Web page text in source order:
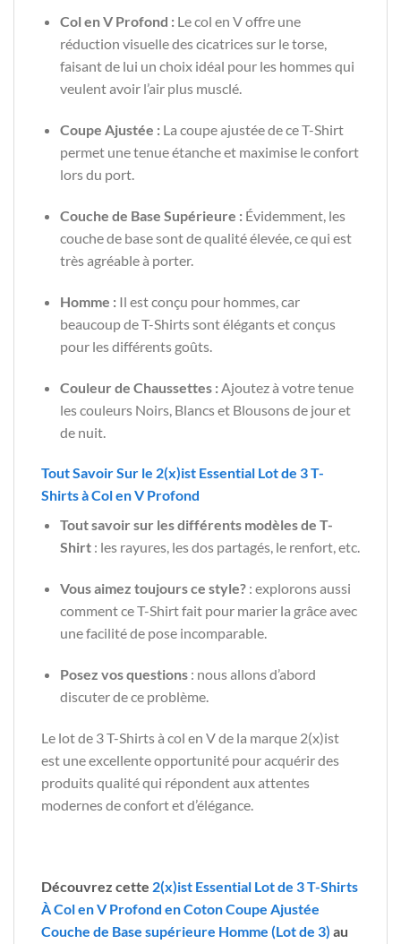
Col en V Profond :Le col en V offre une
réduction visuelle des cicatrices sur le torse,
faisant de lui un choix idéal pour les hommes qui
veulent avoir l’air plus musclé.
Coupe Ajustée :La coupe ajustée de ce T-Shirt
permet une tenue étanche et maximise le confort
lors du port.
Couche de Base Supérieure :Évidemment, les
couche de base sont de qualité élevée, ce qui est
très agréable à porter.
Homme :Il est conçu pour hommes, car
beaucoup de T-Shirts sont élégants et conçus
pour les différents goûts.
Couleur de Chaussettes :Ajoutez à votre tenue
les couleurs Noirs, Blancs et Blousons de jour et
de nuit.
Tout Savoir Sur le 2(x)ist Essential Lot de 3 T-
Shirts à Col en V Profond
Tout savoir sur les différents modèles de T-
Shirt: les rayures, les dos partagés, le renfort, etc.
Vous aimez toujours ce style?: explorons aussi
comment ce T-Shirt fait pour marier la grâce avec
une facilité de pose incomparable.
Posez vos questions: nous allons d’abord
discuter de ce problème.
Le lot de 3 T-Shirts à col en V de la marque 2(x)ist
est une excellente opportunité pour acquérir des
produits qualité qui répondent aux attentes
modernes de confort et d’élégance.
Découvrez cette 2(x)ist Essential Lot de 3 T-Shirts
À Col en V Profond en Coton Coupe Ajustée
Couche de Base supérieure Homme (Lot de 3) au